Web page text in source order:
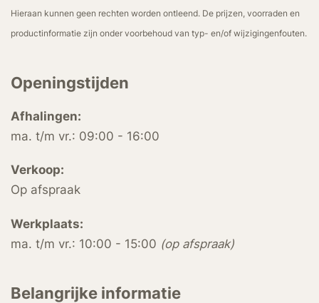
Hieraan kunnen geen rechten worden ontleend. De prijzen, voorraden en
productinformatie zijn onder voorbehoud van typ- en/of wijzigingenfouten.
Openingstijden
Afhalingen:
ma. t/m vr.: 09:00 - 16:00
Verkoop:
Op afspraak
Werkplaats:
ma. t/m vr.: 10:00 - 15:00 (op afspraak)
Belangrijke informatie